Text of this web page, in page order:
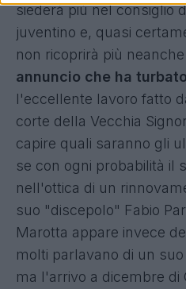
siederà più nel consiglio
juventino e, quasi
non ricoprirà più
annuncio che ha
l'eccellente lavoro fatto
corte della Vecchia
capire quali saranno gli
se con ogni probabilità il
nell'ottica di un
suo "discepolo" Fabio
Marotta appare invece
molti parlavano di un
ma l'arrivo a dicembre di